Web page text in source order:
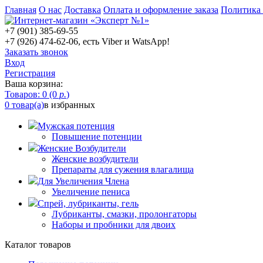
Главная О нас Доставка Оплата и оформление заказа Политика
+7 (901) 385-69-55
+7 (926) 474-62-06, есть Viber и WatsApp!
Заказать звонок
Вход
Регистрация
Ваша корзина:
Товаров: 0 (0 р.)
0 товар(а)в избранных
Мужская потенция
Повышение потенции
Женские Возбудители
Женские возбудители
Препараты для сужения влагалища
Для Увеличения Члена
Увеличение пениса
Спрей, лубриканты, гель
Лубриканты, смазки, пролонгаторы
Наборы и пробники для двоих
Каталог товаров